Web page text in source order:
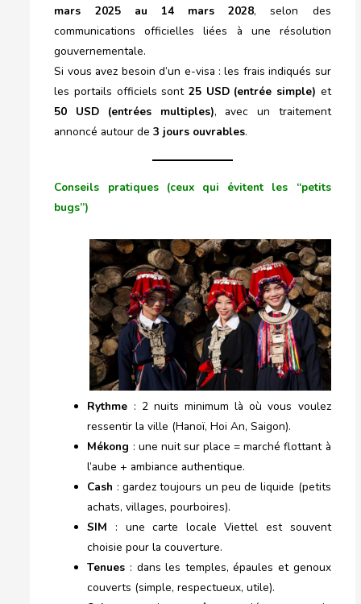
mars 2025 au 14 mars 2028, selon des
communications officielles liées à une résolution
gouvernementale.
Si vous avez besoin d’un e-visa : les frais indiqués sur
les portails officiels sont 25 USD (entrée simple) et
50 USD (entrées multiples), avec un traitement
annoncé autour de3 jours ouvrables.
Conseils pratiques (ceux qui évitent les “petits
bugs”)
Rythme : 2 nuits minimum là où vous voulez
ressentir la ville (Hanoï, Hoi An, Saigon).
Mékong : une nuit sur place = marché flottant à
l’aube + ambiance authentique.
Cash : gardez toujours un peu de liquide (petits
achats, villages, pourboires).
SIM : une carte locale Viettel est souvent
choisie pour la couverture.
Tenues : dans les temples, épaules et genoux
couverts (simple, respectueux, utile).